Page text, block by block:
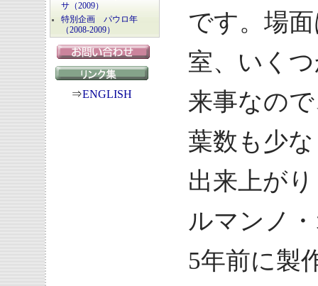
サ（2009）
特別企画 パウロ年
（2008-2009）
⇒ENGLISH
です。場
室、いく
来事なの
葉数も少
出来上が
ルマンノ
5年前に製